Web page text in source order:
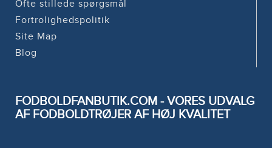
Ofte stillede spørgsmål
Fortrolighedspolitik
Site Map
Blog
FODBOLDFANBUTIK.COM - VORES UDVALG
AF FODBOLDTRØJER AF HØJ KVALITET